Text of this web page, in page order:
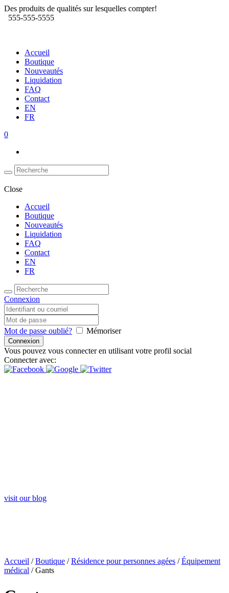
Des produits de qualités sur lesquelles compter!
555-555-5555
Accueil
Boutique
Nouveautés
Liquidation
FAQ
Contact
EN
FR
0
Close
Accueil
Boutique
Nouveautés
Liquidation
FAQ
Contact
EN
FR
Connexion
Mot de passe oublié? Mémoriser
Vous pouvez vous connecter en utilisant votre profil social
Connecter avec:
visit our blog
Accueil /Boutique /Résidence pour personnes agées /Équipement
médical / Gants